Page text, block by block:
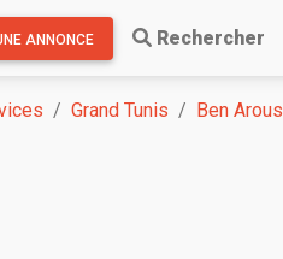
ANNONCE Rechercher
Grand Tunis Ben Arous